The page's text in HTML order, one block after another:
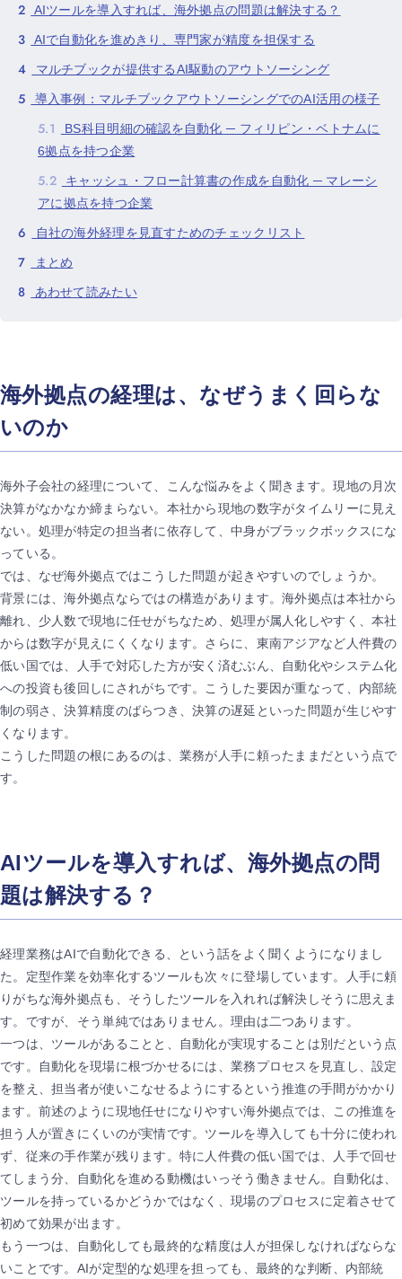
2 AIツールを導入すれば、海外拠点の問題は解決する？
3 AIで自動化を進めきり、専門家が精度を担保する
4 マルチブックが提供するAI駆動のアウトソーシング
5 導入事例：マルチブックアウトソーシングでのAI活用の様子
5.1
BS科目明細の確認を自動化 ─ フィリピン・ベトナムに
6拠点を持つ企業
5.2
キャッシュ・フロー計算書の作成を自動化 ─ マレーシ
アに拠点を持つ企業
6 自社の海外経理を見直すためのチェックリスト
7 まとめ
8 あわせて読みたい
海外拠点の経理は、なぜうまく回らな
いのか
海外子会社の経理について、こんな悩みをよく聞きます。現地の月次
決算がなかなか締まらない。本社から現地の数字がタイムリーに見え
ない。処理が特定の担当者に依存して、中身がブラックボックスにな
っている。
では、なぜ海外拠点ではこうした問題が起きやすいのでしょうか。
背景には、海外拠点ならではの構造があります。海外拠点は本社から
離れ、少人数で現地に任せがちなため、処理が属人化しやすく、本社
からは数字が見えにくくなります。さらに、東南アジアなど人件費の
低い国では、人手で対応した方が安く済むぶん、自動化やシステム化
への投資も後回しにされがちです。こうした要因が重なって、内部統
制の弱さ、決算精度のばらつき、決算の遅延といった問題が生じやす
くなります。
こうした問題の根にあるのは、業務が人手に頼ったままだという点で
す。
AIツールを導入すれば、海外拠点の問
題は解決する？
経理業務はAIで自動化できる、という話をよく聞くようになりまし
た。定型作業を効率化するツールも次々に登場しています。人手に頼
りがちな海外拠点も、そうしたツールを入れれば解決しそうに思えま
す。ですが、そう単純ではありません。理由は二つあります。
一つは、ツールがあることと、自動化が実現することは別だという点
です。自動化を現場に根づかせるには、業務プロセスを見直し、設定
を整え、担当者が使いこなせるようにするという推進の手間がかかり
ます。前述のように現地任せになりやすい海外拠点では、この推進を
担う人が置きにくいのが実情です。ツールを導入しても十分に使われ
ず、従来の手作業が残ります。特に人件費の低い国では、人手で回せ
てしまう分、自動化を進める動機はいっそう働きません。自動化は、
ツールを持っているかどうかではなく、現場のプロセスに定着させて
初めて効果が出ます。
もう一つは、自動化しても最終的な精度は人が担保しなければならな
いことです。AIが定型的な処理を担っても、最終的な判断、内部統